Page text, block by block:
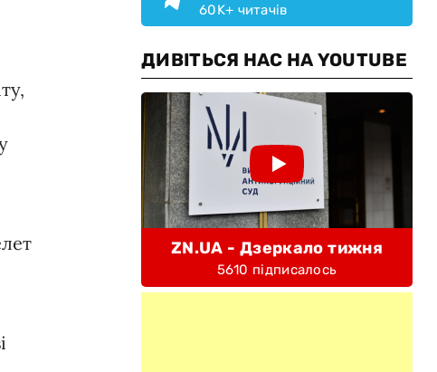
60K+ читачів
ДИВІТЬСЯ НАС НА YOUTUBE
ZN.UA - Дзеркало тижня
5610 підписалось